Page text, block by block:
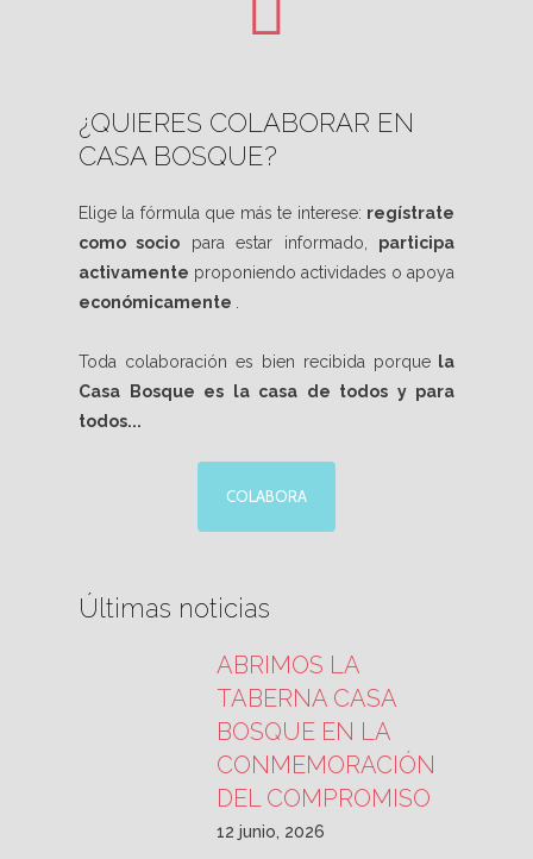
¿QUIERES COLABORAR EN
CASA BOSQUE?
Elige la fórmula que más te interese: regístrate
como socio para estar informado, participa
activamente proponiendo actividades o apoya
económicamente
Toda colaboración es bien recibida porque la
Casa Bosque es la casa de todos y para
todos...
COLABORA
Últimas noticias
ABRIMOS LA
TABERNA CASA
BOSQUE EN LA
CONMEMORACIÓN
DEL COMPROMISO
12 junio, 2026